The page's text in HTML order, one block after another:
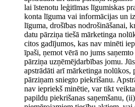
lai īstenotu leģitīmas līgumiskas
konta līguma vai informācijas un
līguma, drošības nodrošināšanai,
datu pārziņa tiešā mārketinga
citos gadījumos, kas nav minēti
īpaši, ņemot vērā no jums
pārziņa uzņēmējdarbības jomu.
apstrādāti arī mārketinga nolūkos,
pārziņam sniegto piekrišanu.
nav iepriekš minētie, var tikt
papildu piekrišanas saņemšanu,